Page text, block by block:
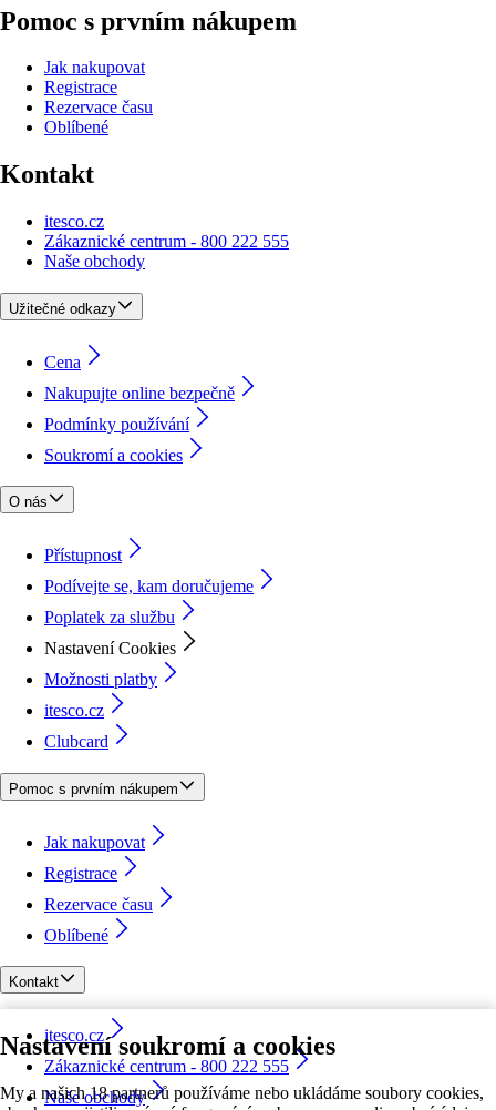
Nastavení soukromí a cookies
My a našich 18 partnerů používáme nebo ukládáme soubory cookies,
Pomoc s prvním nákupem
Jak nakupovat
Registrace
Rezervace času
Oblíbené
Kontakt
itesco.cz
Zákaznické centrum - 800 222 555
Naše obchody
Užitečné odkazy
Cena
Nakupujte online bezpečně
Podmínky používání
Soukromí a cookies
O nás
Přístupnost
Podívejte se, kam doručujeme
Poplatek za službu
Nastavení Cookies
Možnosti platby
itesco.cz
Clubcard
Pomoc s prvním nákupem
Jak nakupovat
Registrace
Rezervace času
Oblíbené
Kontakt
itesco.cz
Zákaznické centrum - 800 222 555
Naše obchody